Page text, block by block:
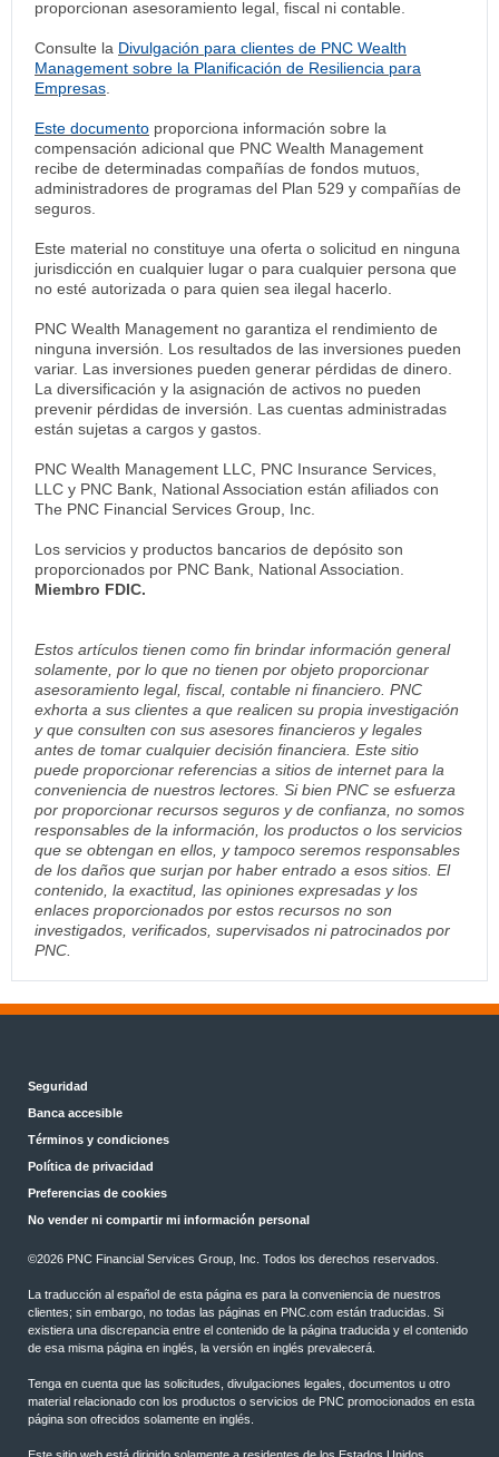
proporcionan asesoramiento legal, fiscal ni contable.
Consulte la Divulgación para clientes de PNC Wealth
Management sobre la Planificación de Resiliencia para
Empresas
Este documento proporciona información sobre la
compensación adicional que PNC Wealth Management
recibe de determinadas compañías de fondos mutuos,
administradores de programas del Plan 529 y compañías de
seguros.
Este material no constituye una oferta o solicitud en ninguna
jurisdicción en cualquier lugar o para cualquier persona que
no esté autorizada o para quien sea ilegal hacerlo.
PNC Wealth Management no garantiza el rendimiento de
ninguna inversión. Los resultados de las inversiones pueden
variar. Las inversiones pueden generar pérdidas de dinero.
La diversificación y la asignación de activos no pueden
prevenir pérdidas de inversión. Las cuentas administradas
están sujetas a cargos y gastos.
PNC Wealth Management LLC, PNC Insurance Services,
LLC y PNC Bank, National Association están afiliados con
The PNC Financial Services Group, Inc.
Los servicios y productos bancarios de depósito son
proporcionados por PNC Bank, National Association.
Miembro FDIC.
Estos artículos tienen como fin brindar información general
solamente, por lo que no tienen por objeto proporcionar
asesoramiento legal, fiscal, contable ni financiero. PNC
exhorta a sus clientes a que realicen su propia investigación
y que consulten con sus asesores financieros y legales
antes de tomar cualquier decisión financiera. Este sitio
puede proporcionar referencias a sitios de internet para la
conveniencia de nuestros lectores. Si bien PNC se esfuerza
por proporcionar recursos seguros y de confianza, no somos
responsables de la información, los productos o los servicios
que se obtengan en ellos, y tampoco seremos responsables
de los daños que surjan por haber entrado a esos sitios. El
contenido, la exactitud, las opiniones expresadas y los
enlaces proporcionados por estos recursos no son
investigados, verificados, supervisados ni patrocinados por
PNC.
Seguridad
Banca accesible
Términos y condiciones
Política de privacidad
Preferencias de cookies
No vender ni compartir mi información personal
©2026 PNC Financial Services Group, Inc. Todos los derechos reservados.
La traducción al español de esta página es para la conveniencia de nuestros
clientes; sin embargo, no todas las páginas en PNC.com están traducidas. Si
existiera una discrepancia entre el contenido de la página traducida y el contenido
de esa misma página en inglés, la versión en inglés prevalecerá.
Tenga en cuenta que las solicitudes, divulgaciones legales, documentos u otro
material relacionado con los productos o servicios de PNC promocionados en esta
página son ofrecidos solamente en inglés.